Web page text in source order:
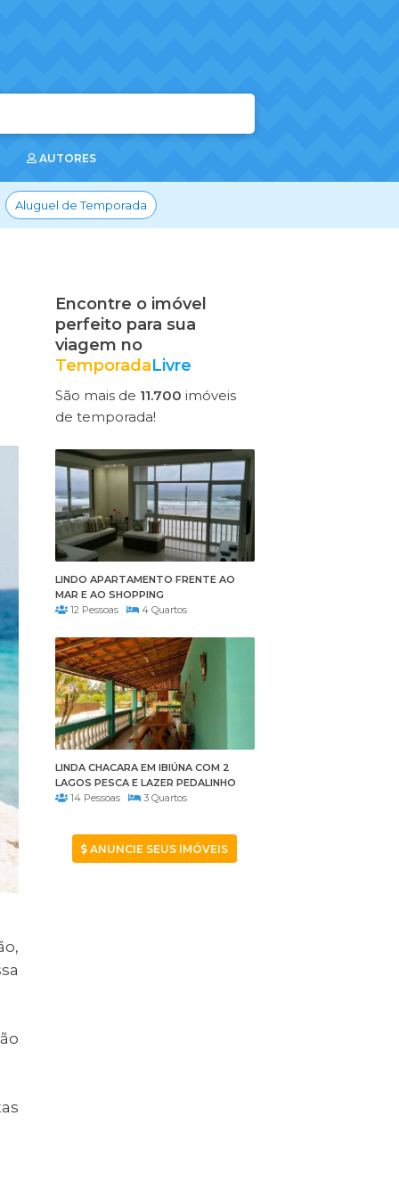
AUTORES
Aluguel de Temporada
Encontre o imóvel
perfeito para sua
viagem no
TemporadaLivre
São mais de 11.700 imóveis
de temporada!
LINDO APARTAMENTO FRENTE AO
MAR E AO SHOPPING
12 Pessoas
4 Quartos
LINDA CHACARA EM IBIÚNA COM 2
LAGOS PESCA E LAZER PEDALINHO
14 Pessoas
3 Quartos
ANUNCIE SEUS IMÓVEIS